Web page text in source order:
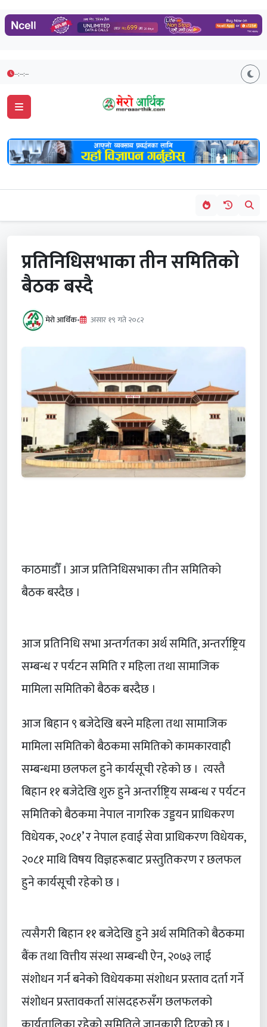
--:--:--
प्रतिनिधिसभाका तीन समितिको
बैठक बस्दै
मेरो आर्थिक• असार १९ गते २०८२
काठमाडौँ । आज प्रतिनिधिसभाका तीन समितिको
बैठक बस्दैछ ।
आज प्रतिनिधि सभा अन्तर्गतका अर्थ समिति, अन्तर्राष्ट्रिय
सम्बन्ध र पर्यटन समिति र महिला तथा सामाजिक
मामिला समितिको बैठक बस्दैछ ।
आज बिहान ९ बजेदेखि बस्ने महिला तथा सामाजिक
मामिला समितिको बैठकमा समितिको कामकारवाही
सम्बन्धमा छलफल हुने कार्यसूची रहेको छ । त्यस्तै
बिहान ११ बजेदेखि शुरु हुने अन्तर्राष्ट्रिय सम्बन्ध र पर्यटन
समितिको बैठकमा नेपाल नागरिक उड्डयन प्राधिकरण
विधेयक, २०८१’ र नेपाल हवाई सेवा प्राधिकरण विधेयक,
२०८१ माथि विषय विज्ञहरूबाट प्रस्तुतिकरण र छलफल
हुने कार्यसूची रहेको छ ।
त्यसैगरी बिहान ११ बजेदेखि हुने अर्थ समितिको बैठकमा
बैंक तथा वित्तीय संस्था सम्बन्धी ऐन, २०७३ लाई
संशोधन गर्न बनेको विधेयकमा संशोधन प्रस्ताव दर्ता गर्ने
संशोधन प्रस्तावकर्ता सांसदहरुसँग छलफलको